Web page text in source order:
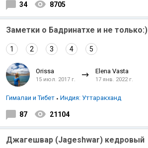
34 8705
Заметки о Бадринатхе и не только:)
1 2 3 4 5
Orissa
15 июл. 2017 г.
Elena Vasta
17 янв. 2022 г.
Гималаи и Тибет Индия: Уттаракханд
87 21104
Джагешвар (Jageshwar) кедровый